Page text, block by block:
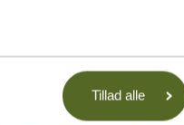
Tillad alle